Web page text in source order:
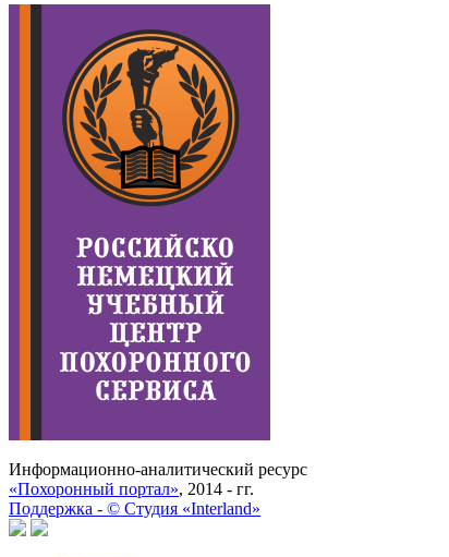
Информационно-аналитический ресурс
«Похоронный портал», 2014 - гг.
Поддержка - © Cтудия «Interland»